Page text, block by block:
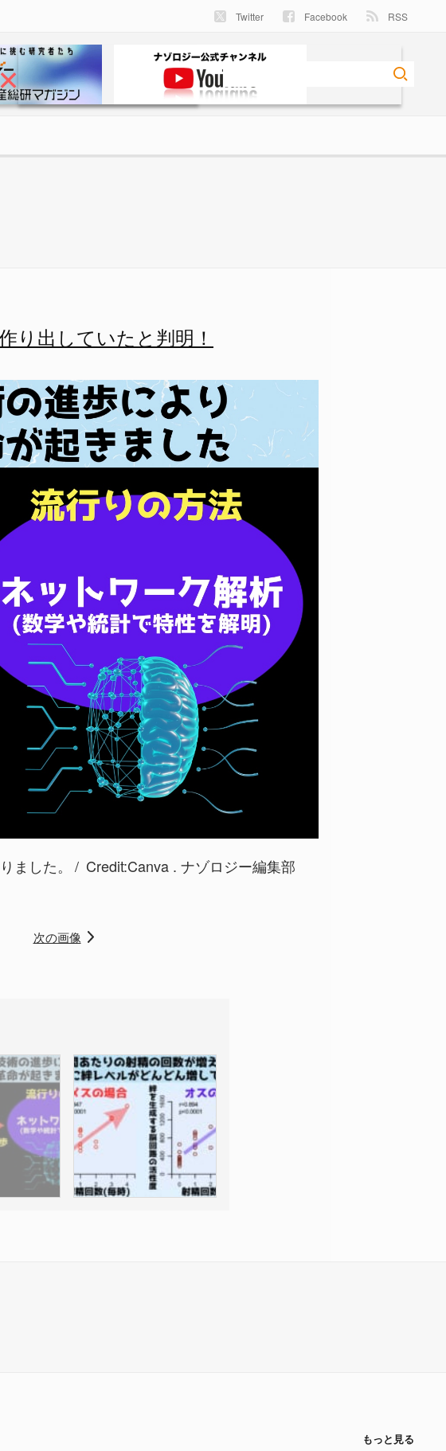
Twitter Facebook RSS
り出していたと判明！
ました。 Credit:Canva . ナゾロジー編集部
次の画像
もっと見る